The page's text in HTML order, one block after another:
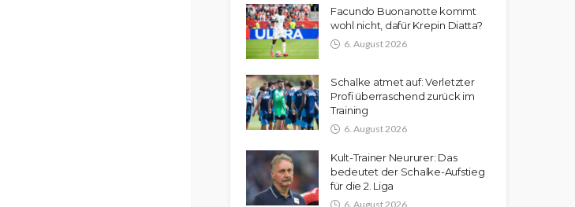
Facundo Buonanotte kommt
wohl nicht, dafür Krepin Diatta?
6. August 2026
Schalke atmet auf: Verletzter
Profi überraschend zurück im
Training
6. August 2026
Kult-Trainer Neururer: Das
bedeutet der Schalke-Aufstieg
für die 2. Liga
6. August 2026